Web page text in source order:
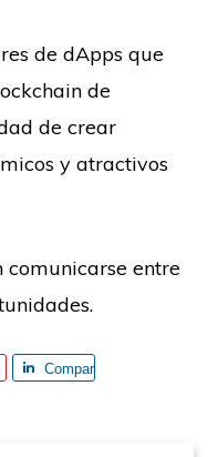
de dApps que
de
de crear
y atractivos
comunicarse entre
Compar